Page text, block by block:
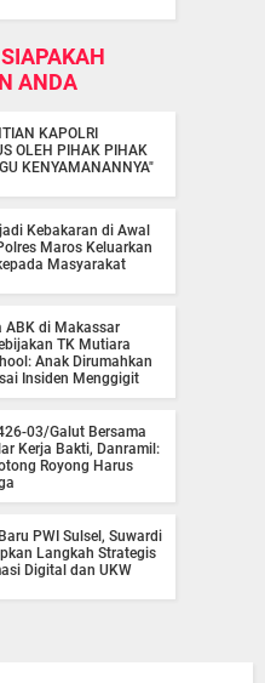
ANDA
KAPOLRI
OLEH PIHAK PIHAK
KENYAMANANNYA"
Kebakaran di Awal
Maros Keluarkan
Masyarakat
ABK di Makassar
TK Mutiara
Anak Dirumahkan
Insiden Menggigit
03/Galut Bersama
Kerja Bakti, Danramil:
Royong Harus
PWI Sulsel, Suwardi
Langkah Strategis
Digital dan UKW